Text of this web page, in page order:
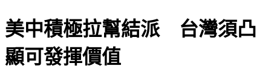
美中積極拉幫結派 台灣須凸
顯可發揮價值